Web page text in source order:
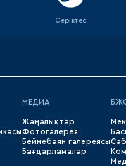
Серіктес
МЕДИА
Жаңалықтар
Фотогалерея
Бейнебаян галереясы
Бағдарламалар